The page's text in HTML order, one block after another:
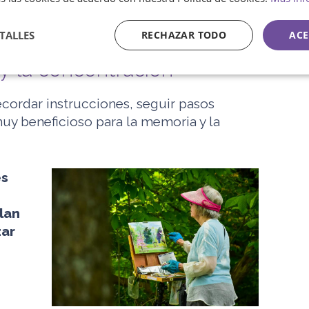
la concentración
instrucciones, seguir pasos
beneficioso para la memoria y la
RECHAZAR TODO